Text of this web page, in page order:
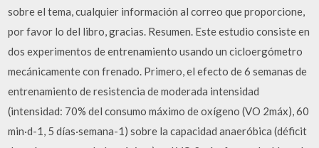
sobre el tema, cualquier información al correo que proporcione,
por favor lo del libro, gracias. Resumen. Este estudio consiste en
dos experimentos de entrenamiento usando un cicloergómetro
mecánicamente con frenado. Primero, el efecto de 6 semanas de
entrenamiento de resistencia de moderada intensidad
(intensidad: 70% del consumo máximo de oxígeno (VO 2máx), 60
min·d-1, 5 días·semana-1) sobre la capacidad anaeróbica (déficit